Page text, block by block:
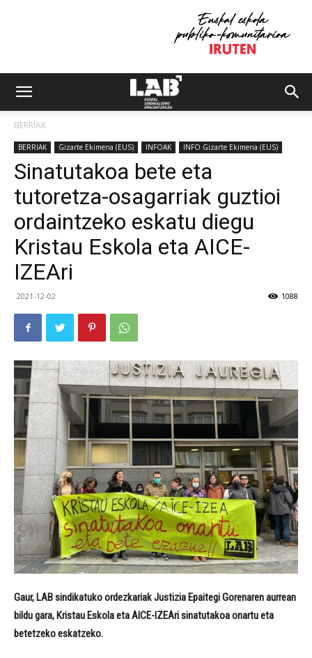
BERRIAK
BERRIAK Gizarte Ekimena (EUS) INFOAK INFO Gizarte Ekimena (EUS)
Sinatutakoa bete eta
tutoretza-osagarriak guztioi
ordaintzeko eskatu diegu
Kristau Eskola eta AICE-
IZEAri
2021-12-02 1088
Gaur, LAB sindikatuko ordezkariak Justizia Epaitegi Gorenaren aurrean
bildu gara, Kristau Eskola eta AICE-IZEAri sinatutakoa onartu eta
betetzeko eskatzeko.